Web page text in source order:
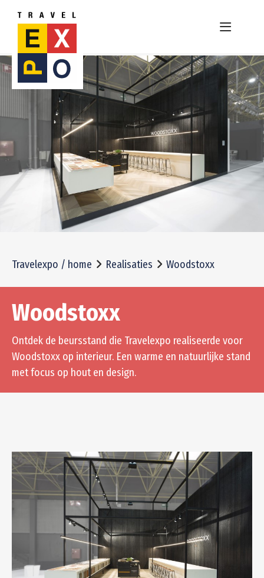
Travelexpo / home Realisaties Woodstoxx
Woodstoxx
Ontdek de beursstand die Travelexpo realiseerde voor
Woodstoxx op interieur. Een warme en natuurlijke stand
met focus op hout en design.